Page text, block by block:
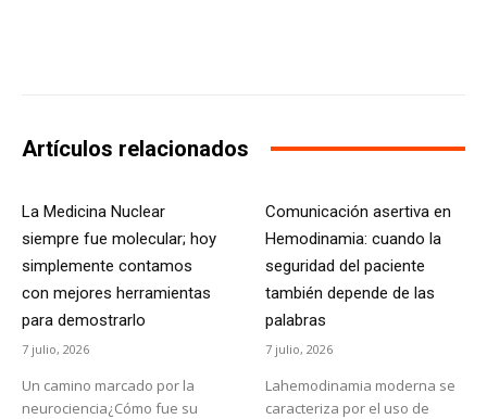
Artículos relacionados
La Medicina Nuclear
siempre fue molecular; hoy
simplemente contamos
con mejores herramientas
para demostrarlo
7 julio, 2026
Un camino marcado por la
neurociencia¿Cómo fue su
Comunicación asertiva en
Hemodinamia: cuando la
seguridad del paciente
también depende de las
palabras
7 julio, 2026
Lahemodinamia moderna se
caracteriza por el uso de